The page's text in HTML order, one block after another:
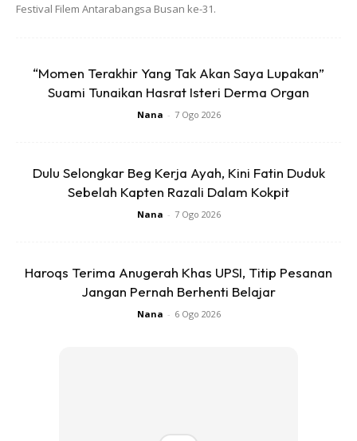
Ozlynn juga turut memberikan kata-kata semangat buat
Festival Filem Antarabangsa Busan ke-31.
“Momen Terakhir Yang Tak Akan Saya Lupakan”
Suami Tunaikan Hasrat Isteri Derma Organ
Nana - 7 Ogo 2026
Dulu Selongkar Beg Kerja Ayah, Kini Fatin Duduk
Sebelah Kapten Razali Dalam Kokpit
Nana - 7 Ogo 2026
Haroqs Terima Anugerah Khas UPSI, Titip Pesanan
Jangan Pernah Berhenti Belajar
Nana - 6 Ogo 2026